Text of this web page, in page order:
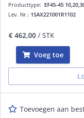
Producttype: EF45-45
Lev. Nr.: 1SAX221001R1102
€ 462,00 / STK
Voeg toe
Toevoegen aan